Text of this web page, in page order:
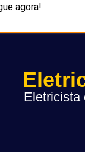
agora!
Eletricista